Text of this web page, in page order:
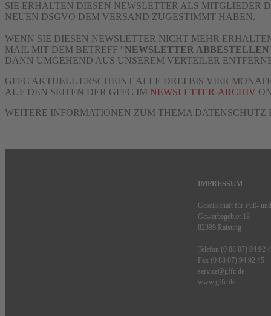
SIE ERHALTEN DIESEN NEWSLETTER ALS MITGLIEDER
EUEN DSGVO DEM VERSAND ZUGESTIMMT HABEN.
WENN SIE DIESEN NEWSLETTER NICHT MEHR
MAIL MIT DEM BETREFF "NEWSLETTER ABBESTELLEN
DANN UMGEHEND AUS UNSEREM VERTEILER
GFFC AKTUELL ERSCHEINT ALLE DREI BIS VIER
AUF DEN SEITEN DER GFFC IM NEWSLETTER-ARCHIV
WEITERE INFORMATIONEN ZUM THEMA DATENSCHUTZ
IMPRESSUM
Gesellschaft für Fuß-
Gewerbegebiet 18
82399 Raisting
Telefon (0 88 07) 94 92
Fax (0 88 07) 94 92 45
service@gffc.de
www.gffc.de